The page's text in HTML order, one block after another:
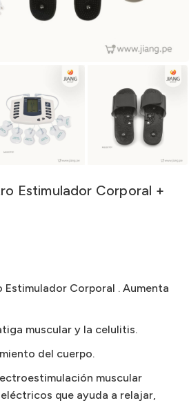
Estimulador Corporal +
Estimulador Corporal . Aumenta
muscular y la celulitis.
del cuerpo.
muscular
que ayuda a relajar,